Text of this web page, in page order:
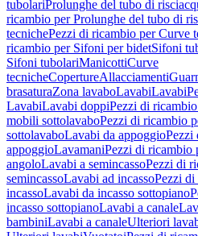
tubolariProlunghe del tubo di
ricambio per Prolunghe del tubo di
tecnichePezzi di ricambio per Curve
ricambio per Sifoni per bidetSifoni
Sifoni tubolariManicottiCurve
tecnicheCopertureAllacciamenti
brasaturaZona lavaboLavabiLavabi
LavabiLavabi doppiPezzi di
mobili sottolavaboPezzi di ricambio
sottolavaboLavabi da appoggioPezzi
appoggioLavamaniPezzi di ricambio
angoloLavabi a semincassoPezzi di
semincassoLavabi ad incassoPezzi di
incassoLavabi da incasso sottopiano
incasso sottopianoLavabi a canale
bambiniLavabi a canaleUlteriori